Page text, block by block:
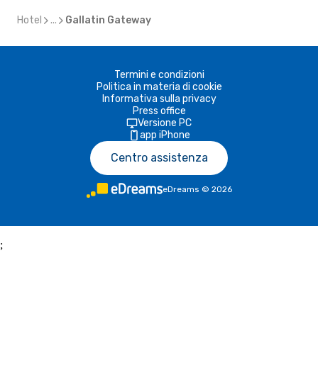
Hotel ... Gallatin Gateway
Termini e condizioni
Politica in materia di cookie
Informativa sulla privacy
Press office
Versione PC
app iPhone
Centro assistenza
eDreams © 2026
;